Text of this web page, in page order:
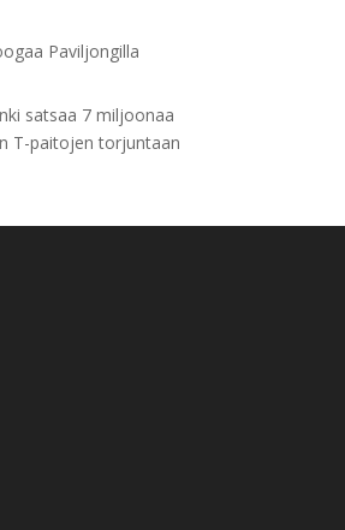
Paviljongilla
satsaa 7 miljoonaa
T-paitojen torjuntaan